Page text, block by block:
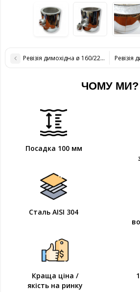
Ревізія димохідна ø 160/220 н / н 0,8 мм
Ревізія
ЧОМУ МИ?
Посадка 100 мм
Сталь AISI 304
Краща ціна /
якість на ринку